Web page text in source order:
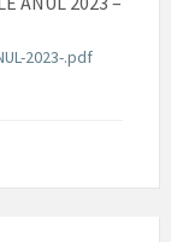
2023-.pdf